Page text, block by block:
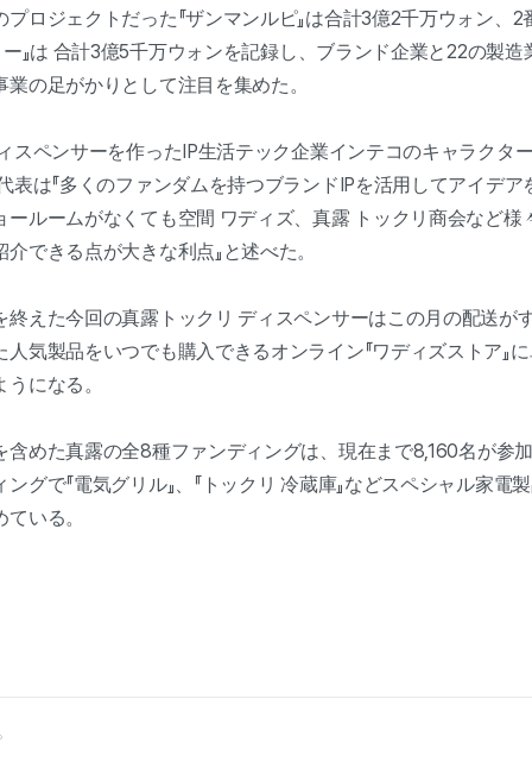
ロジェクトだった『ザンマンルピ』は合計3億2千万ウォン、
ー』は 合計3億5千万ウォンを記録し、ブランド企業と22の製
の足がかりとして注目を集めた。
スペンサーを作ったIP生活テック企業インテコのキャラクタ
表は『多くのファンダムを持つブランドIPを活用してアイデ
ールームがなくても空間 ワディズ、真露 トックリ商会など様
できる点が大きな利点』と述べた。
終えた今回の真露トックリ ディスペンサーはこの月の配送が
気製品をいつでも購入できるオンライン『ワディズストア』に
になる。
含めた真露の全8種ファンディングは、現在まで8,160名が参
グで『電気グリル』、『トックリ 冷蔵庫』などスペシャル家電
いる。